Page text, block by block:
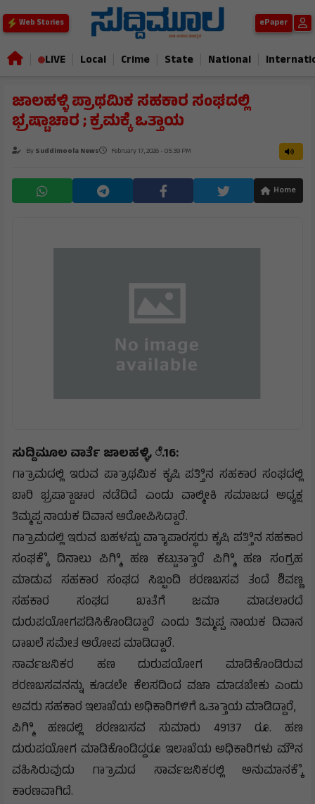
Web Stories ePaper
LIVE Local Crime State National
ಜಾಲಹಳ್ಳಿ ಪ್ರಾಥಮಿಕ ಸಹಕಾರ ಸಂಘದಲ್ಲಿ
ಭ್ರಷ್ಟಾಚಾರ ; ಕ್ರಮಕ್ಕೆ ಒತ್ತಾಯ
BySuddimoola News February 17, 2026 - 05:39 PM
Home
ಸುದ್ದಿಮೂಲ ವಾರ್ತೆ ಜಾಲಹಳ್ಳಿ, ೆ.16:
ಗ್ರಾಾಮದಲ್ಲಿ ಇರುವ ಪ್ರಾಾಥಮಿಕ ಕೃಷಿ ಪತ್ತಿಿನ ಸಹಕಾರ ಸಂಘದಲ್ಲಿ
ಬಾರಿ ಭ್ರಷ್ಟಾಾಚಾರ ನಡೆದಿದೆ ಎಂದು ವಾಲ್ಮೀಕಿ ಸಮಾಜದ ಅಧ್ಯಕ್ಷ
ತಿಮ್ಮಪ್ಪ ನಾಯಕ ದಿವಾನ ಆರೋಪಿಸಿದ್ದಾರೆ.
ಗ್ರಾಾಮದಲ್ಲಿ ಇರುವ ಬಹಳಷ್ಟು ವ್ಯಾಾಪಾರಸ್ಥರು ಕೃಷಿ ಪತ್ತಿಿನ ಸಹಕಾರ
ಸಂಘಕ್ಕೆೆ ದಿನಾಲು ಪಿಗ್ಮಿಿ ಹಣ ಕಟ್ಟುತ್ತಾಾರೆ ಪಿಗ್ಮಿಿ ಹಣ ಸಂಗ್ರಹ
ಮಾಡುವ ಸಹಕಾರ ಸಂಘದ ಸಿಬ್ಬಂದಿ ಶರಣಬಸವ ತಂದೆ ಶಿವಣ್ಣ
ಸಹಕಾರ ಸಂಘದ ಖಾತೆಗೆ ಜಮಾ ಮಾಡಲಾರದೆ
ದುರುಪಯೋಗಪಡಿಸಿಕೊಂಡಿದ್ದಾರೆ ಎಂದು ತಿಮ್ಮಪ್ಪ ನಾಯಕ ದಿವಾನ
ದಾಖಲೆ ಸಮೇತ ಆರೋಪ ಮಾಡಿದ್ದಾರೆ.
ಸಾರ್ವಜನಿಕರ ಹಣ ದುರುಪಯೋಗ ಮಾಡಿಕೊಂಡಿರುವ
ಶರಣಬಸವನನ್ನು ಕೂಡಲೇ ಕೆಲಸದಿಂದ ವಜಾ ಮಾಡಬೇಕು ಎಂದು
ಅವರು ಸಹಕಾರ ಇಲಾಖೆಯ ಅಧಿಕಾರಿಗಳಿಗೆ ಒತ್ತಾಾಯ ಮಾಡಿದ್ದಾರೆ,
ಪಿಗ್ಮಿಿ ಹಣದಲ್ಲಿ ಶರಣಬಸವ ಸುಮಾರು 49137 ರೂ. ಹಣ
ದುರುಪಯೋಗ ಮಾಡಿಕೊಂಡಿದ್ದರೂ ಇಲಾಖೆಯ ಅಧಿಕಾರಿಗಳು ಮೌನ
ವಹಿಸಿರುವುದು ಗ್ರಾಾಮದ ಸಾರ್ವಜನಿಕರಲ್ಲಿ ಅನುಮಾನಕ್ಕೆೆ
ಕಾರಣವಾಗಿದೆ.